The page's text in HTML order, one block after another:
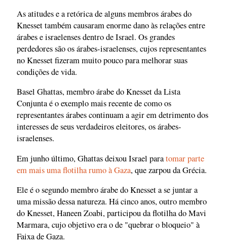
As atitudes e a retórica de alguns membros árabes do
Knesset também causaram enorme dano às relações entre
árabes e israelenses dentro de Israel. Os grandes
perdedores são os árabes-israelenses, cujos representantes
no Knesset fizeram muito pouco para melhorar suas
condições de vida.
Basel Ghattas, membro árabe do Knesset da Lista
Conjunta é o exemplo mais recente de como os
representantes árabes continuam a agir em detrimento dos
interesses de seus verdadeiros eleitores, os árabes-
israelenses.
Em junho último, Ghattas deixou Israel paratomar parte
em mais uma flotilha rumo à Gaza, que zarpou da Grécia.
Ele é o segundo membro árabe do Knesset a se juntar a
uma missão dessa natureza. Há cinco anos, outro membro
do Knesset, Haneen Zoabi, participou da flotilha do Mavi
Marmara, cujo objetivo era o de "quebrar o bloqueio" à
Faixa de Gaza.